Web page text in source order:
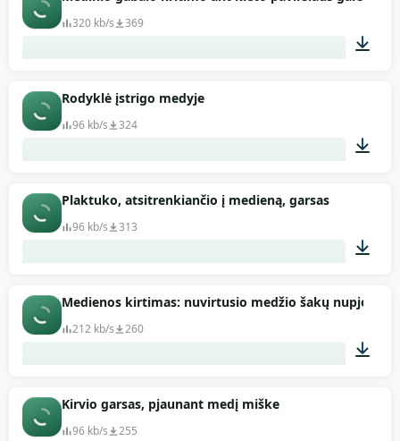
320 kb/s 369
Rodyklė įstrigo medyje
96 kb/s 324
Plaktuko, atsitrenkiančio į medieną, garsas
96 kb/s 313
00:01
Medienos kirtimas: nuvirtusio medžio šakų
212 kb/s 260
Kirvio garsas, pjaunant medį miške
96 kb/s 255